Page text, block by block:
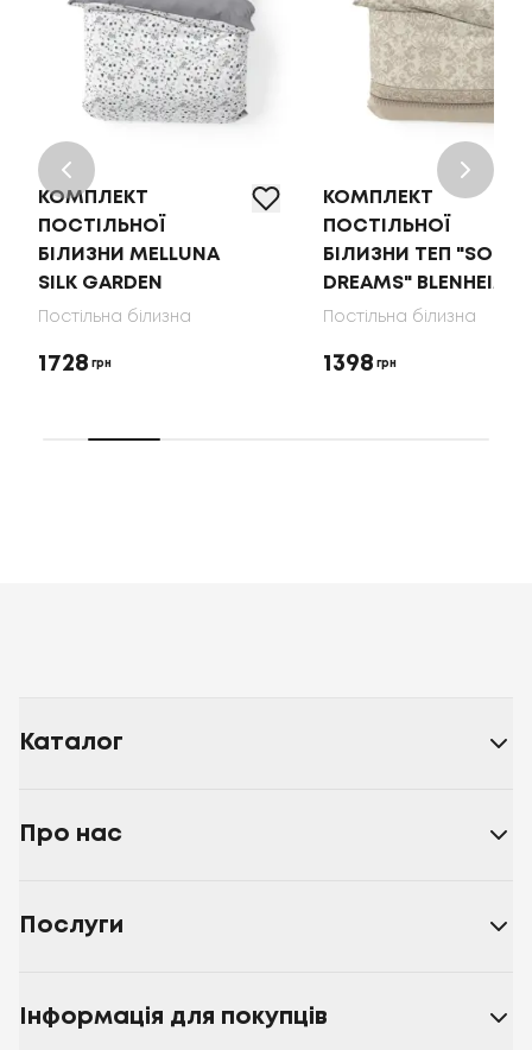
КОМПЛЕКТ
ПОСТІЛЬНОЇ
БІЛИЗНИ MELLUNA
SILK GARDEN
Постільна білизна
1728 грн
КОМПЛЕКТ
ПОСТІЛЬНОЇ
БІЛИЗНИ ТЕП "SOFT
DREAMS" BLENHEIM
Постільна білизна
1398 грн
Каталог
Про нас
Послуги
Інформація для покупців